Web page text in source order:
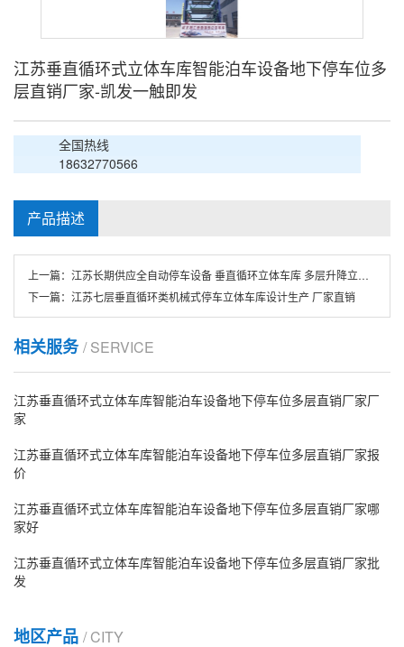
江苏垂直循环式立体车库智能泊车设备地下停车位多
层直销厂家-凯发一触即发
全国热线
18632770566
产品描述
上一篇： 江苏长期供应全自动停车设备 垂直循环立体车库 多层升降立体车库
下一篇： 江苏七层垂直循环类机械式停车立体车库设计生产 厂家直销
相关服务/ SERVICE
江苏垂直循环式立体车库智能泊车设备地下停车位多层直销厂家厂
家
江苏垂直循环式立体车库智能泊车设备地下停车位多层直销厂家报
价
江苏垂直循环式立体车库智能泊车设备地下停车位多层直销厂家哪
家好
江苏垂直循环式立体车库智能泊车设备地下停车位多层直销厂家批
发
地区产品 / CITY